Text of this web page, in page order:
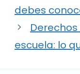
debes
escuela: lo